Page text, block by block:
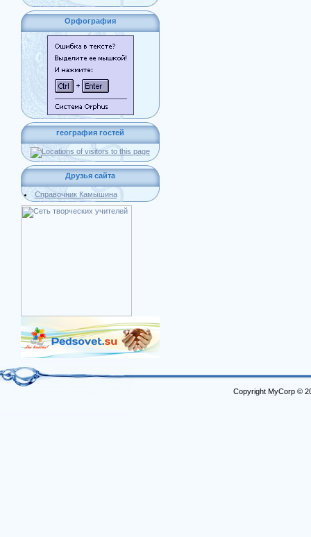
Орфография
география гостей
Друзья сайта
Справочник Камышина
Copyright MyCorp ©